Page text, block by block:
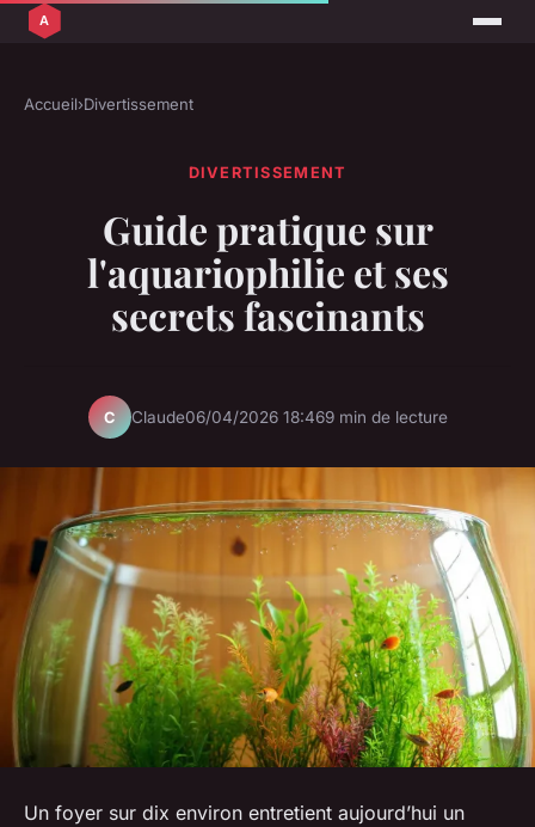
Accueil›Divertissement
DIVERTISSEMENT
Guide pratique sur
l'aquariophilie et ses
secrets fascinants
C Claude06/04/2026 18:469 min de lecture
Un foyer sur dix environ entretient aujourd’hui un